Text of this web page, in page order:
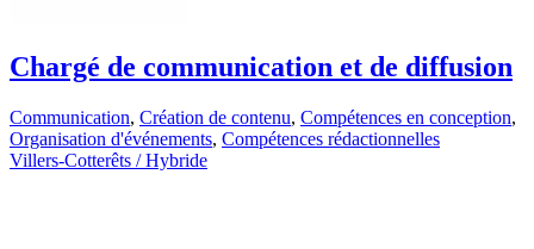
Chargé de communication et de diffusion
Communication, Création de contenu, Compétences en conception,
Organisation d'événements, Compétences rédactionnelles
Villers-Cotterêts / Hybride